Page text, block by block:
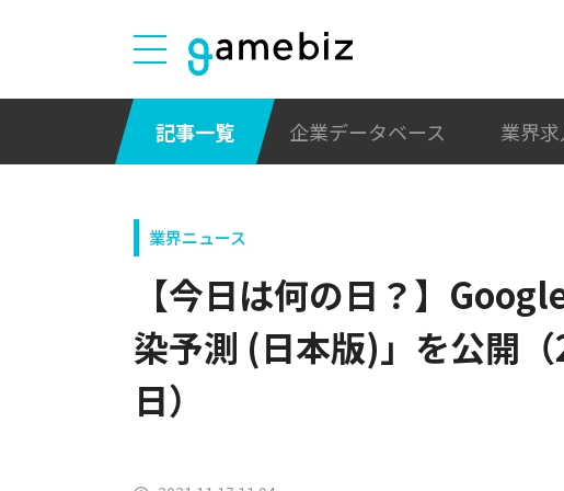
記事一覧 企業データベース 業界
業界ニュース
【今日は何の日？】
染予測 (日本版)」を公開
日）